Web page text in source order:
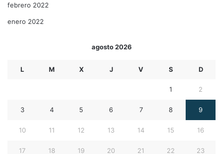
febrero 2022
enero 2022
agosto 2026
L M X J V S D
1 2
3 4 5 6 7 8 9
10 11 12 13 14 15 16
17 18 19 20 21 22 23